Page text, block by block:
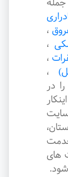
،
،
،
،
در
های